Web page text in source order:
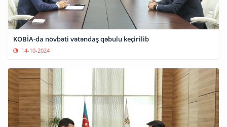
KOBİA-da növbəti vətəndaş qəbulu keçirilib
14-10-2024